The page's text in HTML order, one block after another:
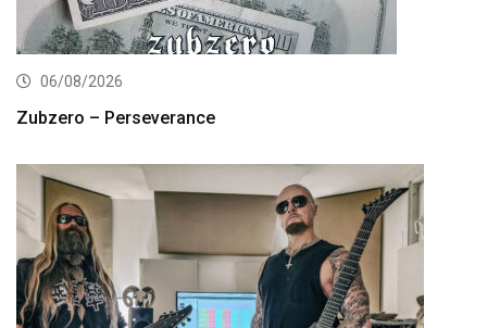
06/08/2026
Zubzero – Perseverance